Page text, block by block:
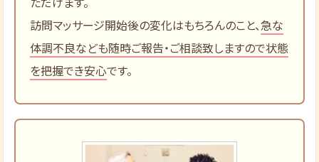
訪問マッサージ開始後の変化はもちろんのこと、急な
体調不良なども随時ご報告・ご相談致しますので状態
を把握でき安心です。